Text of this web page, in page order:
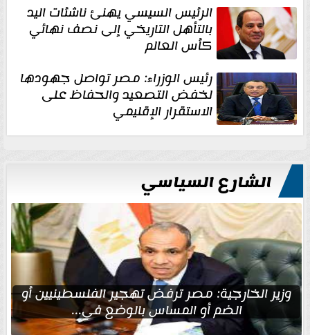
الرئيس السيسي يهنئ ناشئات اليد
بالتأهل التاريخي إلى نصف نهائي
كأس العالم
رئيس الوزراء: مصر تواصل جهودها
لخفض التصعيد والحفاظ على
الاستقرار الإقليمي
الشارع السياسي
وزير الخارجية: مصر ترفض تهجير الفلسطينيين أو
الضم أو المساس بالوضع في...